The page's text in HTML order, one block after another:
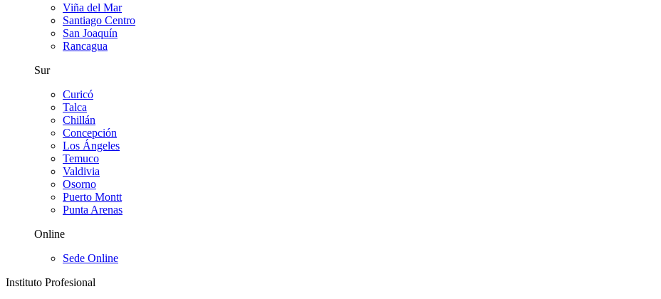
Viña del Mar
Santiago Centro
San Joaquín
Rancagua
Sur
Curicó
Talca
Chillán
Concepción
Los Ángeles
Temuco
Valdivia
Osorno
Puerto Montt
Punta Arenas
Online
Sede Online
Instituto Profesional